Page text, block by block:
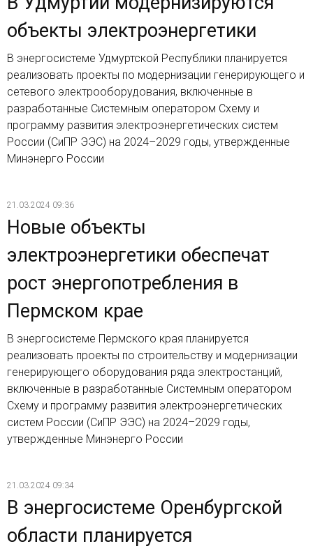
объекты электроэнергетики
В энергосистеме Удмуртской Республики планируется
реализовать проекты по модернизации генерирующего и
сетевого электрооборудования, включенные в
разработанные Системным оператором Схему и
программу развития электроэнергетических систем
России (СиПР ЭЭС) на 2024–2029 годы, утвержденные
Минэнерго России
21.03.2024 09:36
Новые объекты
электроэнергетики обеспечат
рост энергопотребления в
Пермском крае
В энергосистеме Пермского края планируется
реализовать проекты по строительству и модернизации
генерирующего оборудования ряда электростанций,
включенные в разработанные Системным оператором
Схему и программу развития электроэнергетических
систем России (СиПР ЭЭС) на 2024–2029 годы,
утвержденные Минэнерго России
21.03.2024 09:34
В энергосистеме Оренбургской
области планируется